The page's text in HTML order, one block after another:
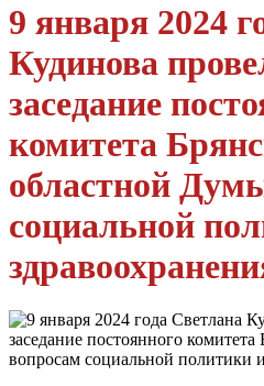
9 января 2024
Кудинова
заседание
комитета
областной
социальной